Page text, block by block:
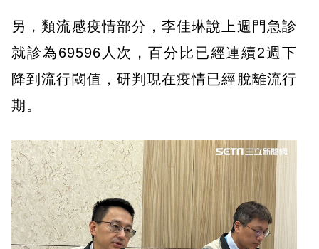
另，類流感疫情部分，李佳琳說上週門急診
就診為69596人次，百分比已經連續2週下
降到流行閾值，研判現在疫情已經脫離流行
期。